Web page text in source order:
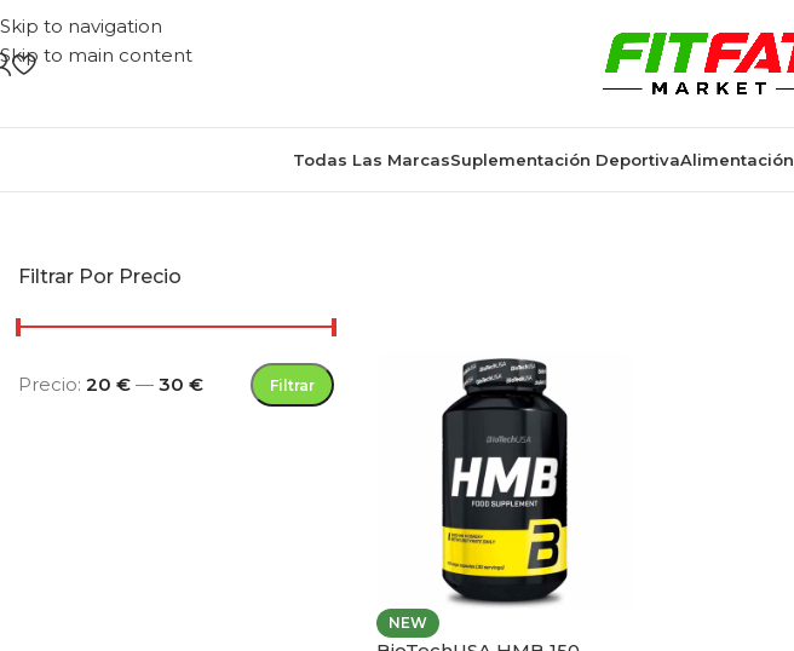
Skip to navigation
Skip to main content
Todas Las MarcasSuplementación DeportivaAlimentación
Filtrar Por Precio
Filtrar
Precio: 20 € — 30 €
NEW